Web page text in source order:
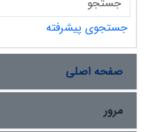
جستجوی پیشرفته
صفحه اصلی
مرور